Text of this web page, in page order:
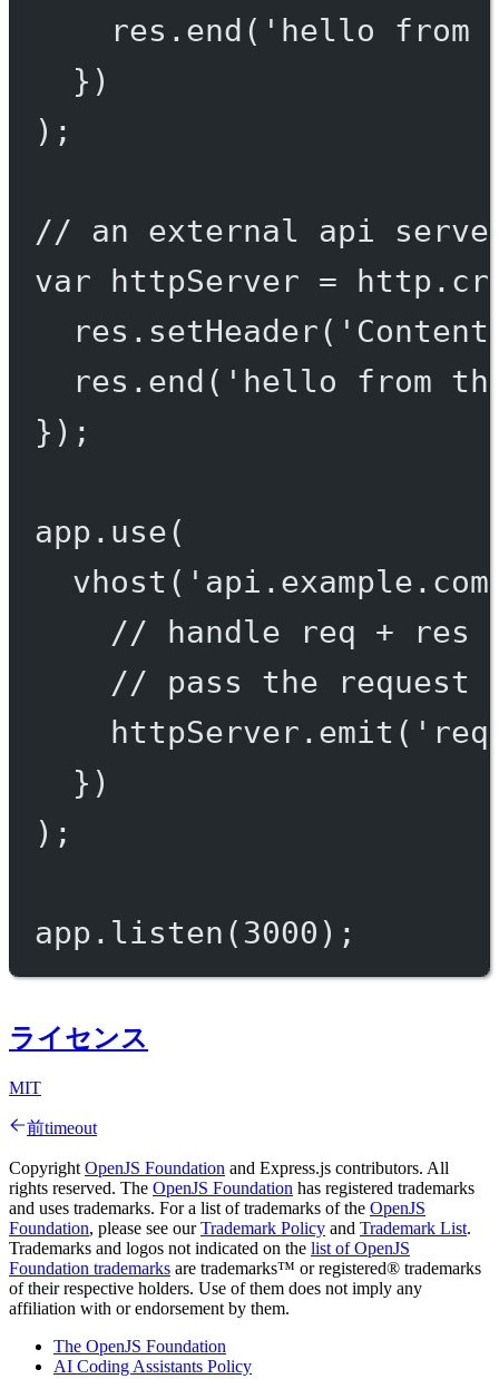
res. end ( 'hello from
})
);
// an external api
var httpServer = http.
res. setHeader(
res. end ( 'hello from
});
app. use(
vhost (
// handle req + res
// pass the request
httpServer. emit (
})
);
app. listen (3000 );
ライセンス
MIT
前timeout
Copyright OpenJS Foundation and Express.js contributors. All
rights reserved. The OpenJS Foundation has registered trademarks
and uses trademarks. For a list of trademarks of the OpenJS
Foundation, please see ourTrademark Policy and Trademark List.
Trademarks and logos not indicated on the list of OpenJS
Foundation trademarks are trademarks™ or registered® trademarks
of their respective holders. Use of them does not imply any
affiliation with or endorsement by them.
The OpenJS Foundation
AI Coding Assistants Policy